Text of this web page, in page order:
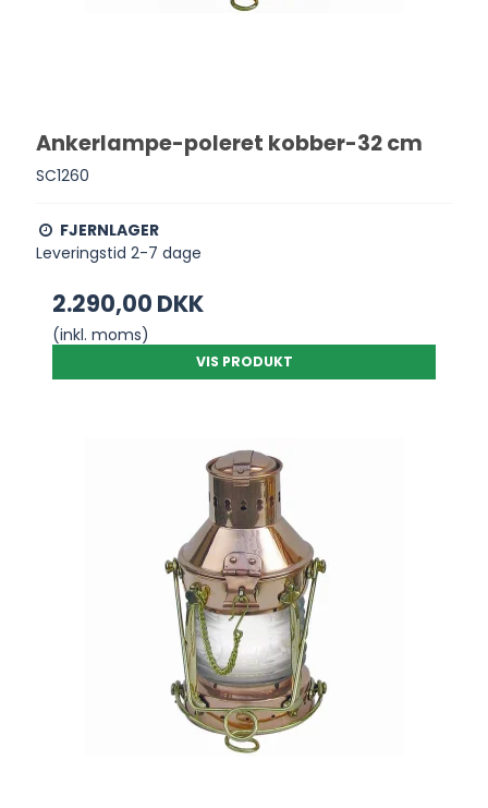
Ankerlampe-poleret kobber-32 cm
SC1260
FJERNLAGER
Leveringstid 2-7 dage
2.290,00 DKK
(inkl. moms)
VIS PRODUKT